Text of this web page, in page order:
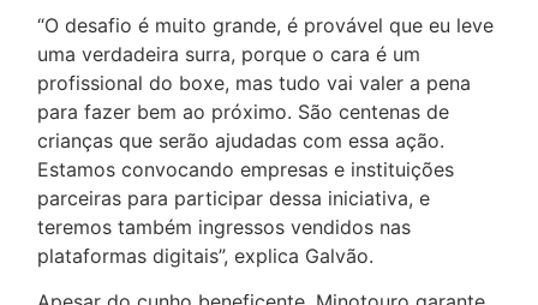
“O desafio é muito grande, é provável que eu leve
uma verdadeira surra, porque o cara é um
profissional do boxe, mas tudo vai valer a pena
para fazer bem ao próximo. São centenas de
crianças que serão ajudadas com essa ação.
Estamos convocando empresas e instituições
parceiras para participar dessa iniciativa, e
teremos também ingressos vendidos nas
plataformas digitais”, explica Galvão.